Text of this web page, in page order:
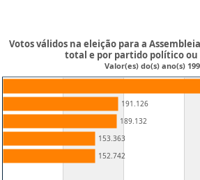
191.126
189.132
153.363
152.742
Votos válidos na eleição para a
total e por partido político ou
Valor(es) do(s) ano(s)